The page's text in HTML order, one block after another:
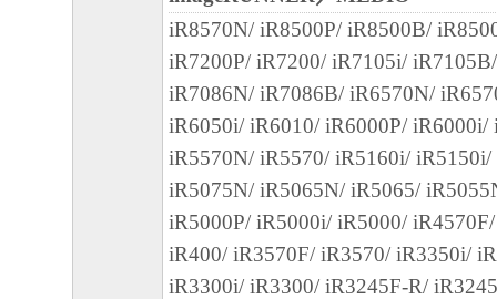
てを廃棄および消去することにより、本契
iR8570N/ iR8500P/ iR8500B/
iR7200P/ iR7200/ iR7105i/
iR7086N/ iR7086B/ iR6570N/
iR6050i/ iR6010/ iR6000P/ iR6000i/
iR5570N/ iR5570/ iR5160i/ iR5150i/
iR5075N/ iR5065N/ iR5065/
iR5000P/ iR5000i/ iR5000/
iR400/ iR3570F/ iR3570/ iR3350i/
iR3300i/ iR3300/ iR3245F-R/